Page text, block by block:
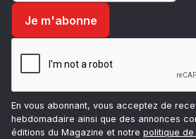
En vous abonnant, vous acceptez de
hebdomadaire ainsi que des annonces
éditions du Magazine et notre politique